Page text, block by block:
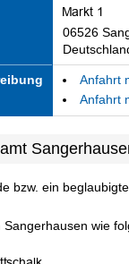
06526
Anfahrt
Anfahrt
bzw. ein
wie